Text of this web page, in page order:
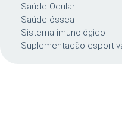
Saúde Ocular
Saúde óssea
Sistema imunológico
Suplementação